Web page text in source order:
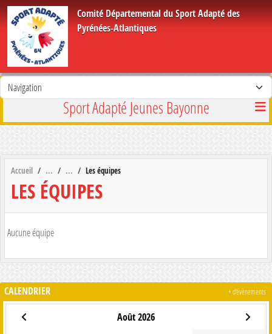
Comité Départemental du Sport Adapté des
Pyrénées-Atlantiques
Sport Adapté Jeunes Bayonne
Accueil Les équipes
LES ÉQUIPES
Aucune équipe
CALENDRIER
Août 2026
+ d'évènements
Panneau de gestion des cookies